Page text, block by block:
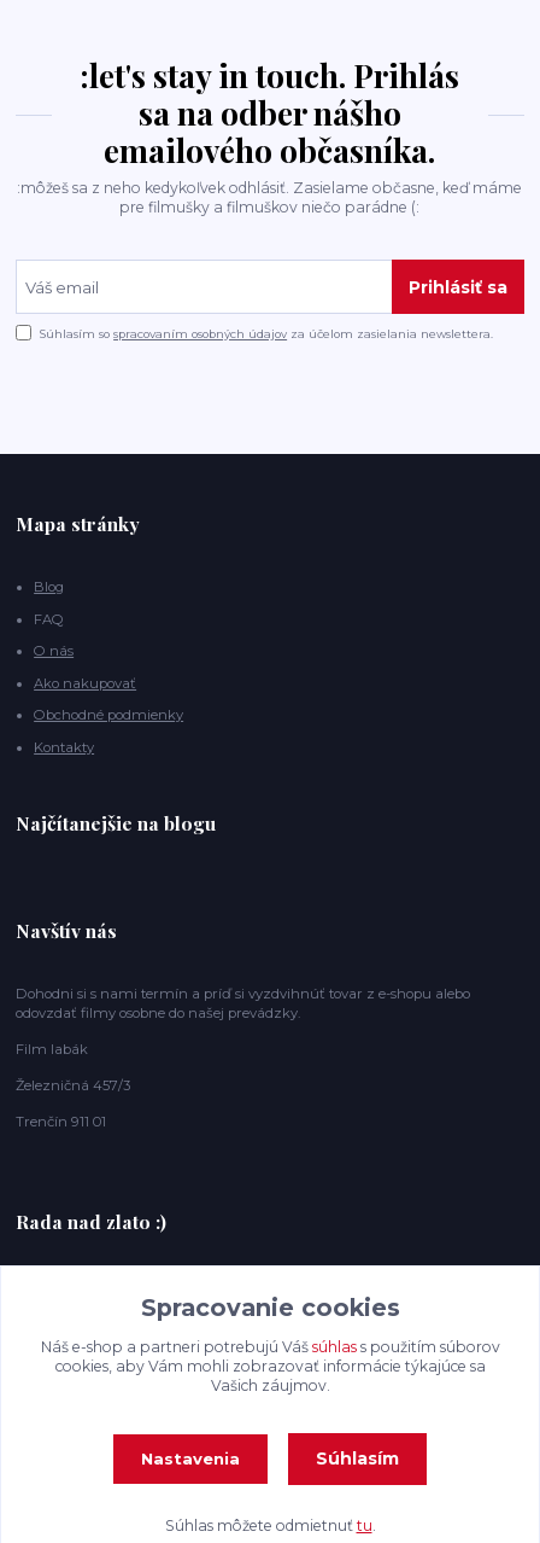
:let's stay in touch. Prihlás
sa na odber nášho
emailového občasníka.
:môžeš sa z neho kedykoľvek odhlásiť. Zasielame občasne, keď máme
pre filmušky a filmuškov niečo parádne (:
Prihlásiť sa
Súhlasím sospracovaním osobných údajov za účelom zasielania newslettera.
Mapa stránky
Blog
FAQ
O nás
Ako nakupovať
Obchodné podmienky
Kontakty
Najčítanejšie na blogu
Navštív nás
Dohodni si s nami termín a príď si vyzdvihnúť tovar z e-shopu alebo
odovzdať filmy osobne do našej prevádzky.
Film labák
Železničná 457/3
Trenčín 911 01
Rada nad zlato :)
filmlabak@gmail.com
Vytvorené na Eshop-rychlo.sk
Spracovanie cookies
Náš e-shop a partneri potrebujú Váš súhlass použitím súborov
cookies, aby Vám mohli zobrazovať informácie týkajúce sa
Vašich záujmov.
Nastavenia Súhlasím
Súhlas môžete odmietnuť tu